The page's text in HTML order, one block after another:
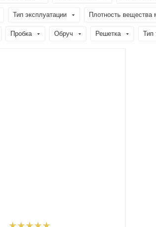
Тип эксплуатации Плотность вещества
Пробка Обруч Решетка Тип